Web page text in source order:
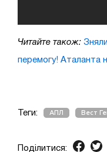
Читайте також:
перемогу! Аталанта
Теги: АПЛ Вест
Поділитися: